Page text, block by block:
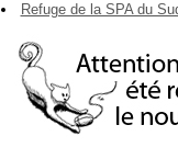
Refuge de la SPA du